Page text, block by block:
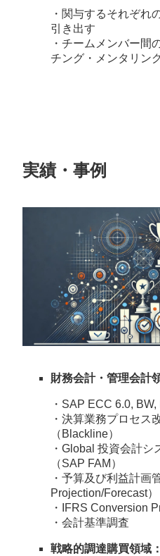
・関与するそれぞれ
引き出す
・チームメンバー間
チング・メンタリング
実績・事例
財務会計・管理会計
・SAP ECC 6.0,
・決算業務プロセス
（Blackline）
・Global 投資会計シ
（SAP FAM）
・予算及び利益計画
Projection/Forecast）
・IFRS Conversion
・会計基準調査
戦略的調達購買領域：